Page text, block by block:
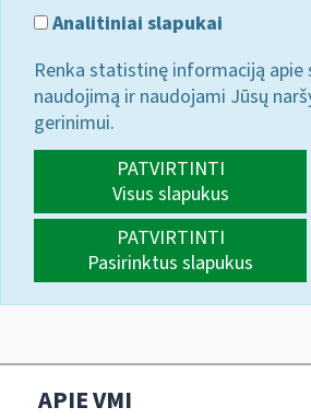
Analitiniai slapukai
Renka statistinę informaciją apie
naudojimą ir naudojami Jūsų
gerinimui.
PATVIRTINTI
Visus slapukus
PATVIRTINTI
Pasirinktus slapukus
APIE VMI